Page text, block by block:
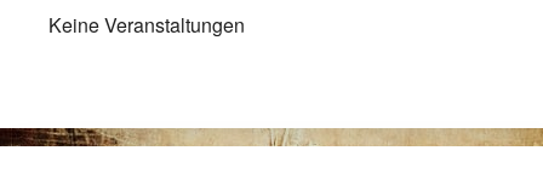
Keine Veranstaltungen